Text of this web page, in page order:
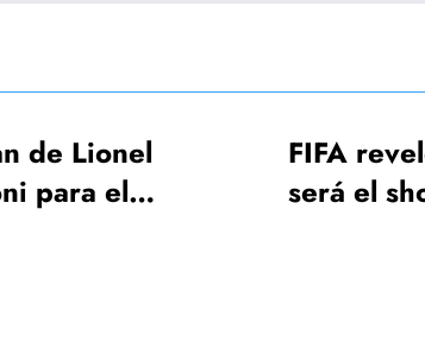
FIFA reveló cómo
será el show de